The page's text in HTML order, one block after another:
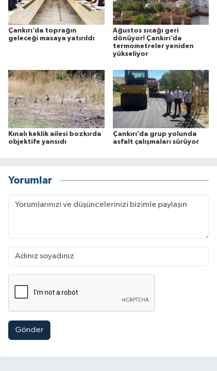
Çankırı’da toprağın
geleceği masaya yatırıldı
Ağustos sıcağı geri
dönüyor! Çankırı’da
termometreler yeniden
yükseliyor
Kınalı keklik ailesi bozkırda
objektife yansıdı
Çankırı’da grup yolunda
asfalt çalışmaları sürüyor
Yorumlar
Gönder